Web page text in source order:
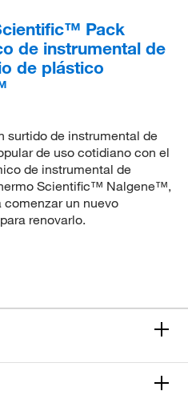
Pack
de instrumental de
de plástico
surtido de instrumental de
de uso cotidiano con el
de instrumental de
Scientific™ Nalgene™,
comenzar un nuevo
renovarlo.